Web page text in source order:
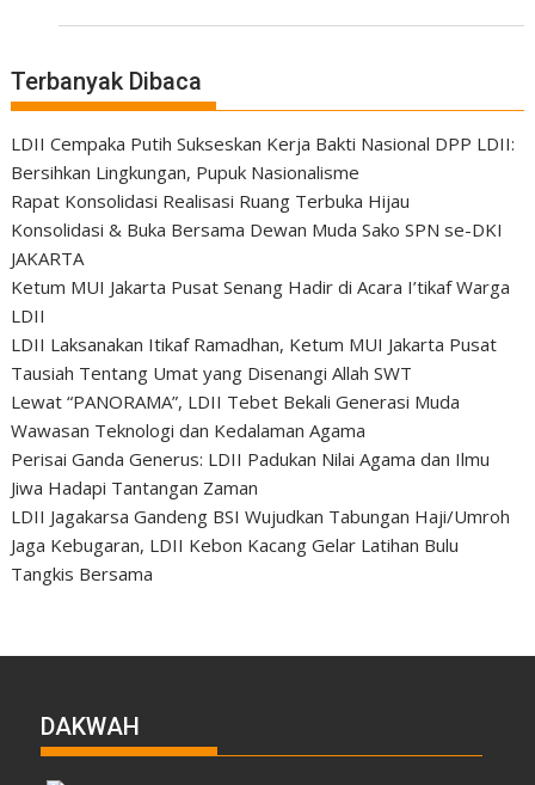
Terbanyak Dibaca
LDII Cempaka Putih Sukseskan Kerja Bakti Nasional DPP LDII:
Bersihkan Lingkungan, Pupuk Nasionalisme
Rapat Konsolidasi Realisasi Ruang Terbuka Hijau
Konsolidasi & Buka Bersama Dewan Muda Sako SPN se-DKI
JAKARTA
Ketum MUI Jakarta Pusat Senang Hadir di Acara I’tikaf Warga
LDII
LDII Laksanakan Itikaf Ramadhan, Ketum MUI Jakarta Pusat
Tausiah Tentang Umat yang Disenangi Allah SWT
Lewat “PANORAMA”, LDII Tebet Bekali Generasi Muda
Wawasan Teknologi dan Kedalaman Agama
Perisai Ganda Generus: LDII Padukan Nilai Agama dan Ilmu
Jiwa Hadapi Tantangan Zaman
LDII Jagakarsa Gandeng BSI Wujudkan Tabungan Haji/Umroh
Jaga Kebugaran, LDII Kebon Kacang Gelar Latihan Bulu
Tangkis Bersama
DAKWAH